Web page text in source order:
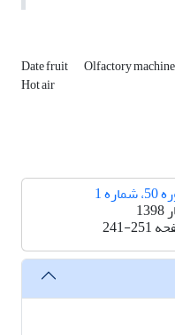
Date fruit Olfactory machine
Hot air
1
241-251